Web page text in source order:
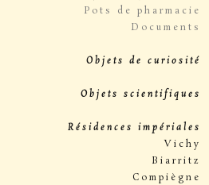
Pots de pharmacie
Documents
Objets de curiosité
Objets scientifiques
Résidences impériales
Vichy
Biarritz
Compiègne